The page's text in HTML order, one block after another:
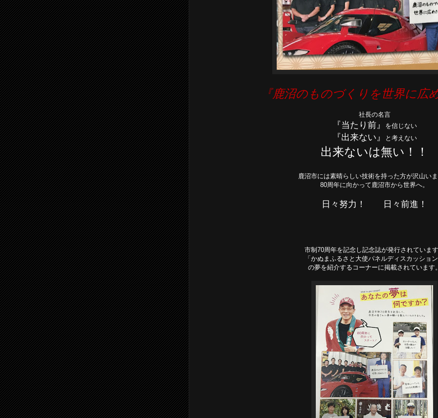
『鹿沼のものづくりを世界に広
社長の名言
『当たり前』 を信じない
『出来ない』 と考えない
出来ないは無い！！
鹿沼市には素晴らしい技術を持った方が沢山い
80周年に向かって鹿沼市から世界へ。
日々努力！ 日々前進！
市制70周年を記念し記念誌が発行されていま
「かぬまふるさと大使パネルディスカッショ
の夢を紹介するコーナーに掲載されています